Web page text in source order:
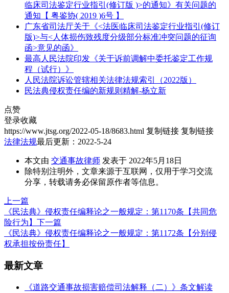
临床司法鉴定行业指引(修订版 )>的通知》有关问题的
通知【 粤鉴协( 2019 )6号 】
广东省司法厅关于《<法医临床司法鉴定行业指引(修订
版)>与<人体损伤致残度分级部分标准冲突问题的征询
函>意见的函》
最高人民法院印发《关于诉前调解中委托鉴定工作规
程（试行）》
人民法院诉讼管辖相关法律法规索引（2022版）
民法典侵权责任编的新规则精解-杨立新
点赞
登录收藏
https://www.jtsg.org/2022-05-18/8683.html 复制链接 复制链接
法律法规最后更新：2022-5-24
本文由 交通事故律师 发表于 2022年5月18日
除特别注明外，文章来源于互联网，仅用于学习交流
分享，转载请务必保留原作者等信息。
上一篇
《民法典》侵权责任编释论之一般规定：第1170条【共同危
险行为】 下一篇
《民法典》侵权责任编释论之一般规定：第1172条【分别侵
权承担按份责任】
最新文章
《道路交通事故损害赔偿司法解释（二）》条文解读